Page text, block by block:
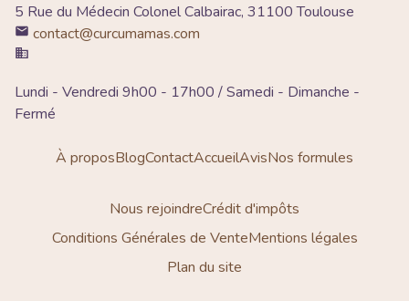
5 Rue du Médecin Colonel Calbairac, 31100 Toulouse
contact@curcumamas.com
Lundi - Vendredi 9h00 - 17h00 / Samedi - Dimanche -
Fermé
À proposBlogContactAccueilAvisNos formules
Nous rejoindreCrédit d'impôts
Conditions Générales de VenteMentions légales
Plan du site